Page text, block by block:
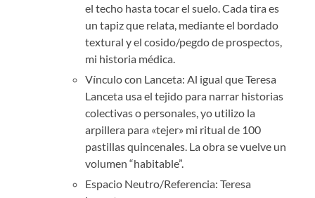
el techo hasta tocar el suelo. Cada tira es
un tapiz que relata, mediante el bordado
textural y el cosido/pegdo de prospectos,
mi historia médica.
Vínculo con Lanceta: Al igual que Teresa
Lanceta usa el tejido para narrar historias
colectivas o personales, yo utilizo la
arpillera para «tejer» mi ritual de 100
pastillas quincenales. La obra se vuelve un
volumen “habitable”.
Espacio Neutro/Referencia: Teresa